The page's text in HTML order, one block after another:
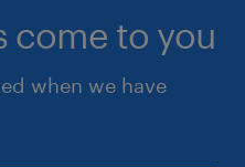
come to you
when we have